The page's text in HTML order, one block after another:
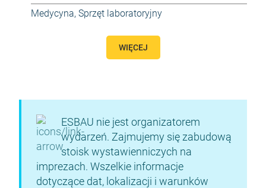
Medycyna, Sprzęt laboratoryjny
WIĘCEJ
ESBAU nie jest organizatorem
wydarzeń. Zajmujemy się zabudową
stoisk wystawienniczych na
imprezach. Wszelkie informacje
dotyczące dat, lokalizacji i warunków